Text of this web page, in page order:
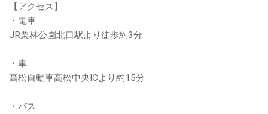
【アクセス】
・電車
JR栗林公園北口駅より徒歩約3分
・車
高松自動車高松中央ICより約15分
・バス